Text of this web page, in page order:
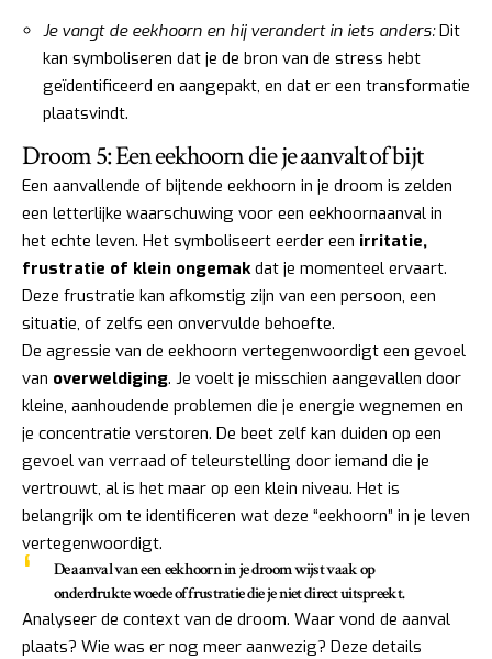
Je vangt de eekhoorn en hij verandert in iets anders:Dit
kan symboliseren dat je de bron van de stress hebt
geïdentificeerd en aangepakt, en dat er een transformatie
plaatsvindt.
Droom 5: Een eekhoorn die je aanvalt of bijt
Een aanvallende of bijtende eekhoorn in je droom is zelden
een letterlijke waarschuwing voor een eekhoornaanval in
het echte leven. Het symboliseert eerder een irritatie,
frustratie of klein ongemakdat je momenteel ervaart.
Deze frustratie kan afkomstig zijn van een persoon, een
situatie, of zelfs een onvervulde behoefte.
De agressie van de eekhoorn vertegenwoordigt een gevoel
van overweldiging. Je voelt je misschien aangevallen door
kleine, aanhoudende problemen die je energie wegnemen en
je concentratie verstoren. De beet zelf kan duiden op een
gevoel van verraad of teleurstelling door iemand die je
vertrouwt, al is het maar op een klein niveau. Het is
belangrijk om te identificeren wat deze “eekhoorn” in je leven
vertegenwoordigt.
De aanval van een eekhoorn in je droom wijst vaak op
onderdrukte woede of frustratie die je niet direct uitspreekt.
Analyseer de context van de droom. Waar vond de aanval
plaats? Wie was er nog meer aanwezig? Deze details